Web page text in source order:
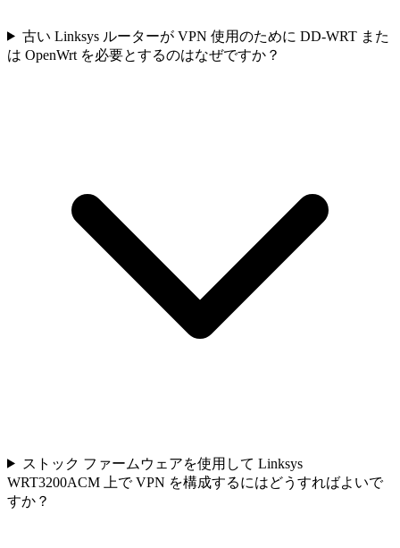
古い Linksys ルーターが VPN 使用のために DD-WRT また
は OpenWrt を必要とするのはなぜですか？
ストック ファームウェアを使用して Linksys
WRT3200ACM 上で VPN を構成するにはどうすればよいで
すか？